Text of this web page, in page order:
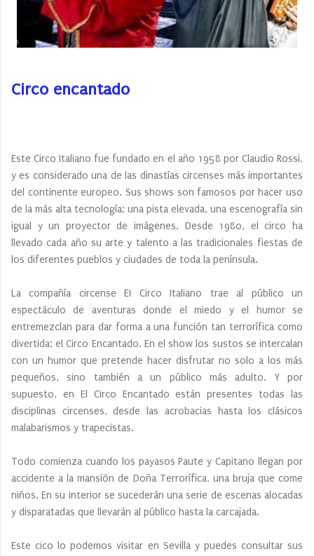
Circo encantado
Este Circo Italiano fue fundado en el año 1958 por Claudio Rossi,
y es considerado una de las dinastías circenses más importantes
del continente europeo. Sus shows son famosos por hacer uso
de la más alta tecnología: una pista elevada, una escenografía sin
igual y un proyector de imágenes. Desde 1980, el circo ha
llevado cada año su arte y talento a las tradicionales fiestas de
los diferentes pueblos y ciudades de toda la península.
La compañía circense EI Circo Italiano trae al público un
espectáculo de aventuras donde el miedo y el humor se
entremezclan para dar forma a una función tan terrorífica como
divertida: el Circo Encantado. En el show los sustos se intercalan
con un humor que pretende hacer disfrutar no solo a los más
pequeños, sino también a un público más adulto. Y por
supuesto, en El Circo Encantado están presentes todas las
disciplinas circenses, desde las acrobacias hasta los clásicos
malabarismos y trapecistas.
Todo comienza cuando los payasos Paute y Capitano llegan por
accidente a la mansión de Doña Terrorífica, una bruja que come
niños. En su interior se sucederán una serie de escenas alocadas
y disparatadas que llevarán al público hasta la carcajada.
Este cico lo podemos visitar en Sevilla y puedes consultar sus